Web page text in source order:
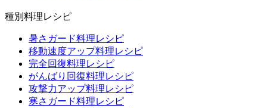
種別料理レシピ
暑さガード料理レシピ
移動速度アップ料理レシピ
完全回復料理レシピ
がんばり回復料理レシピ
攻撃力アップ料理レシピ
寒さガード料理レシピ